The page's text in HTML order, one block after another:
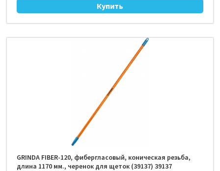
GRINDA FIBER-120, фибергласовый, коническая резьба,
длина 1170 мм., черенок для щеток (39137) 39137